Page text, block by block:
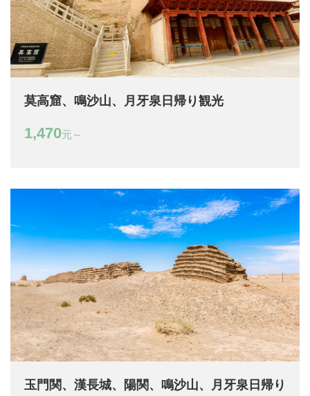
莫高窟、鳴沙山、月牙泉日帰り観光
1,470元～
玉門関、漢長城、陽関、鳴沙山、月牙泉日帰り